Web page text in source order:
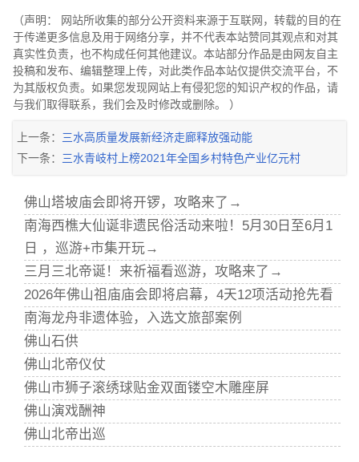
（声明： 网站所收集的部分公开资料来源于互联网，转载的目的在
于传递更多信息及用于网络分享，并不代表本站赞同其观点和对其
真实性负责，也不构成任何其他建议。本站部分作品是由网友自主
投稿和发布、编辑整理上传，对此类作品本站仅提供交流平台，不
为其版权负责。如果您发现网站上有侵犯您的知识产权的作品，请
与我们取得联系，我们会及时修改或删除。 ）
上一条： 三水高质量发展新经济走廊释放强动能
下一条： 三水青岐村上榜2021年全国乡村特色产业亿元村
佛山塔坡庙会即将开锣，攻略来了→
南海西樵大仙诞非遗民俗活动来啦！5月30日至6月1
日 ，巡游+市集开玩→
三月三北帝诞！来祈福看巡游，攻略来了→
2026年佛山祖庙庙会即将启幕，4天12项活动抢先看
南海龙舟非遗体验，入选文旅部案例
佛山石供
佛山北帝仪仗
佛山市狮子滚绣球贴金双面镂空木雕座屏
佛山演戏酬神
佛山北帝出巡